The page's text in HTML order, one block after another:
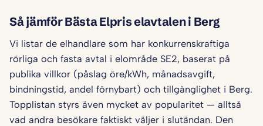
Så jämför Bästa Elpris elavtalen i Berg
Vi listar de elhandlare som har konkurrenskraftiga
rörliga och fasta avtal i elområde SE2, baserat på
publika villkor (påslag öre/kWh, månadsavgift,
bindningstid, andel förnybart) och tillgänglighet i Berg.
Topplistan styrs även mycket av popularitet — alltså
vad andra besökare faktiskt väljer i slutändan. Den